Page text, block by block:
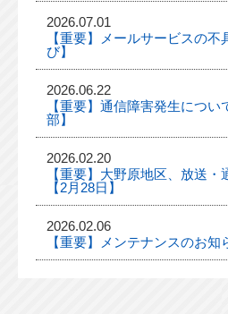
2026.07.01
【重要】メールサービスの
び】
2026.06.22
【重要】通信障害発生につ
部】
2026.02.20
【重要】大野原地区、放送
【2月28日】
2026.02.06
【重要】メンテナンスのお知